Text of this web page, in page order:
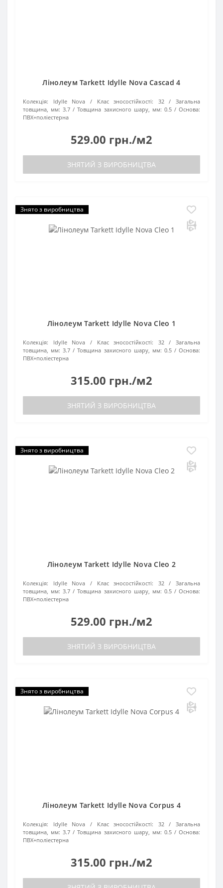
Лінолеум Tarkett Idylle Nova Cascad 4
Колекція: Idylle Nova Клас зносостійкості: 32
Загальна
товщина, мм: 3.7 Товщина захисного шару, мм: 0.5
Основа:
ПВХ+поліестерна
529.00 грн./м2
ЗНЯТИЙ З ВИРОБНИЦТВА
Знято з виробництва
Лінолеум Tarkett Idylle Nova Cleo 1
Колекція: Idylle Nova Клас зносостійкості: 32
Загальна
товщина, мм: 3.7 Товщина захисного шару, мм: 0.5
Основа:
ПВХ+поліестерна
315.00 грн./м2
ЗНЯТИЙ З ВИРОБНИЦТВА
Знято з виробництва
Лінолеум Tarkett Idylle Nova Cleo 2
Колекція: Idylle Nova Клас зносостійкості: 32
Загальна
товщина, мм: 3.7 Товщина захисного шару, мм: 0.5
Основа:
ПВХ+поліестерна
529.00 грн./м2
ЗНЯТИЙ З ВИРОБНИЦТВА
Знято з виробництва
Лінолеум Tarkett Idylle Nova Corpus 4
Колекція: Idylle Nova Клас зносостійкості: 32
Загальна
товщина, мм: 3.7 Товщина захисного шару, мм: 0.5
Основа:
ПВХ+поліестерна
315.00 грн./м2